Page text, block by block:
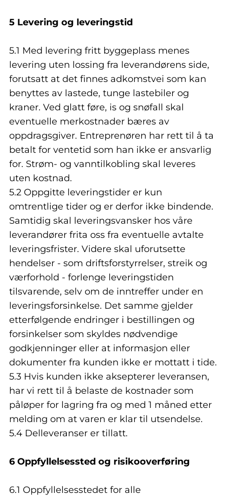
5 Levering og leveringstid
5.1 Med levering fritt byggeplass menes
levering uten lossing fra leverandørens side,
forutsatt at det finnes adkomstvei som kan
benyttes av lastede, tunge lastebiler og
kraner. Ved glatt føre, is og snøfall skal
eventuelle merkostnader bæres av
oppdragsgiver. Entreprenøren har rett til å ta
betalt for ventetid som han ikke er ansvarlig
for. Strøm- og vanntilkobling skal leveres
uten kostnad.
5.2 Oppgitte leveringstider er kun
omtrentlige tider og er derfor ikke bindende.
Samtidig skal leveringsvansker hos våre
leverandører frita oss fra eventuelle avtalte
leveringsfrister. Videre skal uforutsette
hendelser - som driftsforstyrrelser, streik og
værforhold - forlenge leveringstiden
tilsvarende, selv om de inntreffer under en
leveringsforsinkelse. Det samme gjelder
etterfølgende endringer i bestillingen og
forsinkelser som skyldes nødvendige
godkjenninger eller at informasjon eller
dokumenter fra kunden ikke er mottatt i tide.
5.3 Hvis kunden ikke aksepterer leveransen,
har vi rett til å belaste de kostnader som
påløper for lagring fra og med 1 måned etter
melding om at varen er klar til utsendelse.
5.4 Delleveranser er tillatt.
6 Oppfyllelsessted og risikooverføring
6.1 Oppfyllelsesstedet for alle